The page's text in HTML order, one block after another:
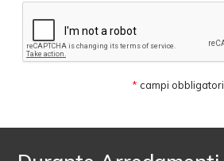
* campi obbligatori